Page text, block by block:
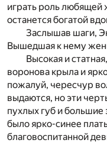
играть роль любящей
останется богатой
Заслышав шаги,
Вышедшая к нему
Высокая и
воронова крыла и
пожалуй, чересчур
выдаются, но эти
пухлых губ и
было ярко-синее
благовоспитанной